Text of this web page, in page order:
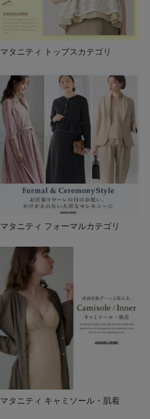
マタニティ トップスカテゴリ
マタニティ フォーマルカテゴリ
マタニティ キャミソール・肌着